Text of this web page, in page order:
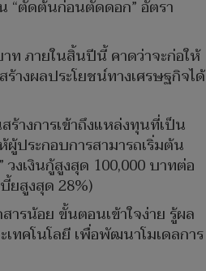
“ตัดต้นก่อนตัดดอก” อัตรา
ท ภายในสิ้นปีนี้ คาดว่าจะก่อให้
างผลประโยชน์ทางเศรษฐกิจได้
างการเข้าถึงแหล่งทุนที่เป็น
ประกอบการสามารถเริ่มต้น
งเงินกู้สูงสุด 100,000 บาทต่อ
ยสูงสุด 28%)
รน้อย ขั้นตอนเข้าใจง่าย รู้ผล
เทคโนโลยี เพื่อพัฒนาโมเดลการ